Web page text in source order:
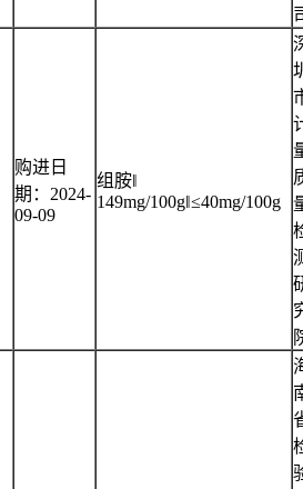
购进日
期：2024-
09-09
组胺‖
149mg/100g‖≤40mg/100g